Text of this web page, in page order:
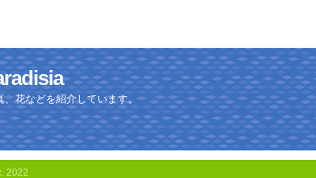
、花などを紹介しています。
2022